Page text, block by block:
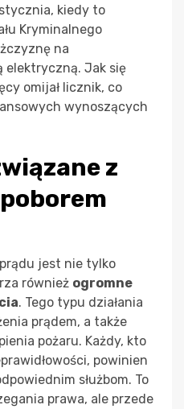
kiedy to
Kryminalnego
na
elektryczną. Jak się
omijał licznik, co
wynoszących
z
jest nie tylko
również ogromne
. Tego typu działania
prądem, a także
pożaru. Każdy, kto
powinien
służbom. To
prawa, ale przede